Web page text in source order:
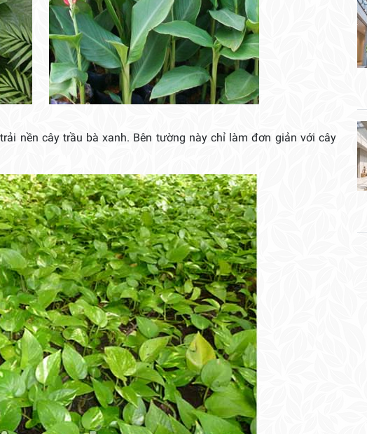
nền cây trầu bà xanh. Bên tường này chỉ làm đơn giản với cây